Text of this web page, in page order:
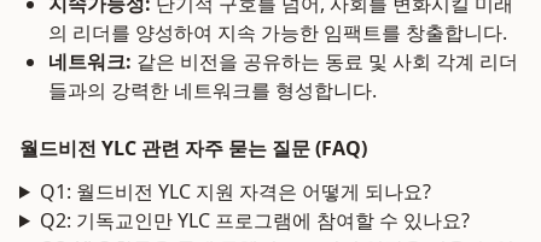
의 리더를 양성하여 지속 가능한 임팩트를 창출합니다.
네트워크: 같은 비전을 공유하는 동료 및 사회 각계 리더
들과의 강력한 네트워크를 형성합니다.
월드비전 YLC 관련 자주 묻는 질문 (FAQ)
Q1: 월드비전 YLC 지원 자격은 어떻게 되나요?
Q2: 기독교인만 YLC 프로그램에 참여할 수 있나요?